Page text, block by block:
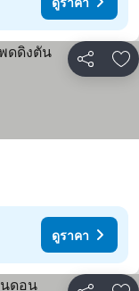
แชร์ เ
ดูราคา